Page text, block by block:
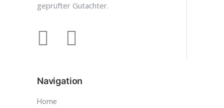
geprüfter Gutachter.
Navigation
Home